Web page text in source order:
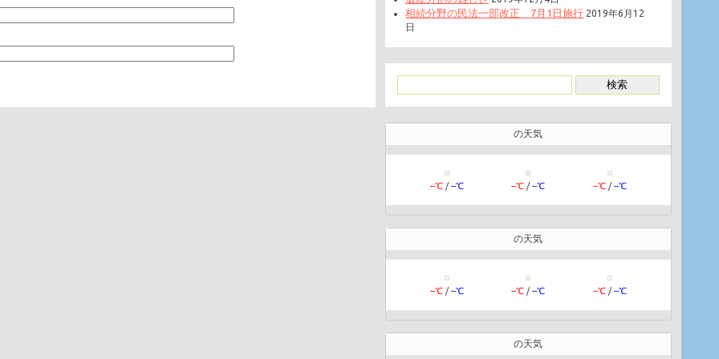
相続分野の民法一部改正 7月1日施行 2019年6月12
日
の天気
--℃/--℃ --℃ /--℃ --℃/--℃
の天気
--℃/--℃ --℃ /--℃ --℃/--℃
の天気